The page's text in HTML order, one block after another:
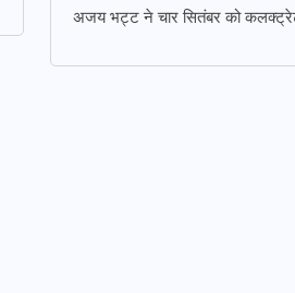
अजय भट्ट ने चार सितंबर को